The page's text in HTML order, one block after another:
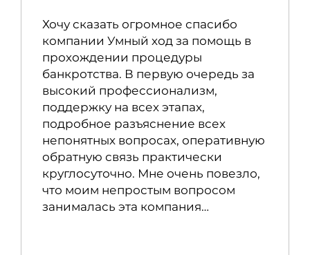
Хочу сказать огромное спасибо
компании Умный ход за помощь в
прохождении процедуры
банкротства. В первую очередь за
высокий профессионализм,
поддержку на всех этапах,
подробное разъяснение всех
непонятных вопросах, оперативную
обратную связь практически
круглосуточно. Мне очень повезло,
что моим непростым вопросом
занималась эта компания…